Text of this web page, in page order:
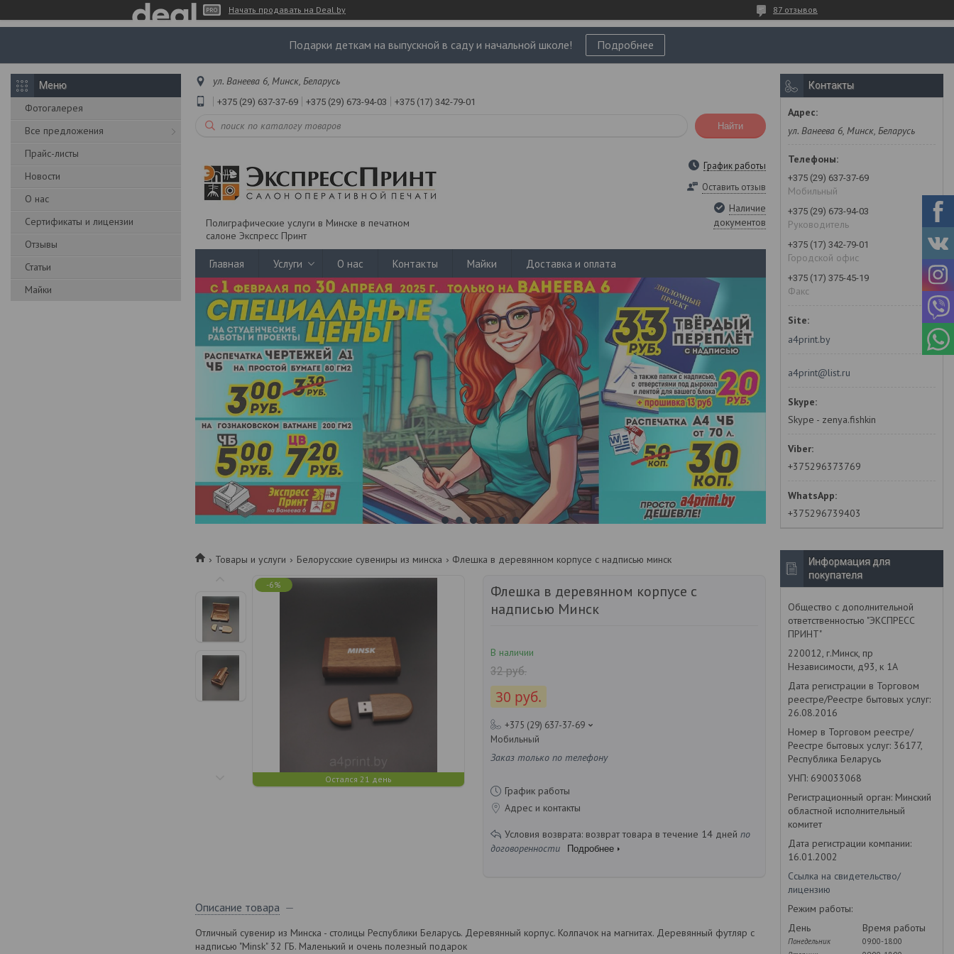
Начать продавать на Deal.by 87 отзывов
Подарки деткам на выпускной в саду и начальной школе! Подробнее
Фотогалерея
Все предложения
Прайс-листы
Новости
О нас
Сертификаты и лицензии
Отзывы
Статьи
Майки
ул. Ванеева 6, Минск, Беларусь
+375 (29) 637-37-69 +375 (29) 673-94-03 +375 (17) 342-79-01
Найти
Полиграфические услуги в Минске в печатном
салоне Экспресс Принт
График работы
Оставить отзыв
Наличие
документов
Главная Услуги О нас Контакты Майки Доставка и оплата
Товары и услуги Белорусские сувениры из минска Флешка в деревянном корпусе с надписью минск
-6%
Остался 21 день
Флешка в деревянном корпусе с
надписью Минск
В наличии
32руб.
30 руб.
+375 (29) 637-37-69
Мобильный
Заказ только по телефону
График работы
Адрес и контакты
возврат товара в течение 14 дней по
договоренности
Подробнее
Описание товара
Отличный сувенир из Минска - столицы Республики Беларусь. Деревянный корпус. Колпачок на магнитах. Деревянный футляр с
надписью "Minsk" 32 ГБ. Маленький и очень полезный подарок
Контакты
ул. Ванеева 6, Минск, Беларусь
+375 (29) 637-37-69
Мобильный
+375 (29) 673-94-03
Руководитель
+375 (17) 342-79-01
Городской офис
+375 (17) 375-45-19
Факс
a4print.by
a4print@list.ru
Skype - zenya.fishkin
+375296373769
+375296739403
Информация для
покупателя
Общество с дополнительной
ответственностью "ЭКСПРЕСС
ПРИНТ"
220012, г.Минск, пр
Независимости, д93, к 1А
Дата регистрации в Торговом
реестре/Реестре бытовых услуг:
26.08.2016
Номер в Торговом реестре/
Реестре бытовых услуг: 36177,
Республика Беларусь
УНП: 690033068
Регистрационный орган: Минский
областной исполнительный
комитет
Дата регистрации компании:
16.01.2002
Ссылка на свидетельство/
лицензию
Режим работы:
День
Время работы
Понедельник
09:00-18:00